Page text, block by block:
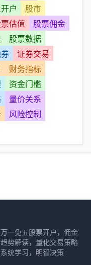
户
股市
估值
股票佣金
股票数据
证券交易
财务指标
资金门槛
量价关系
风险控制
一免五股票开户，佣金
势解读，量化交易策略
统学习，明智决策